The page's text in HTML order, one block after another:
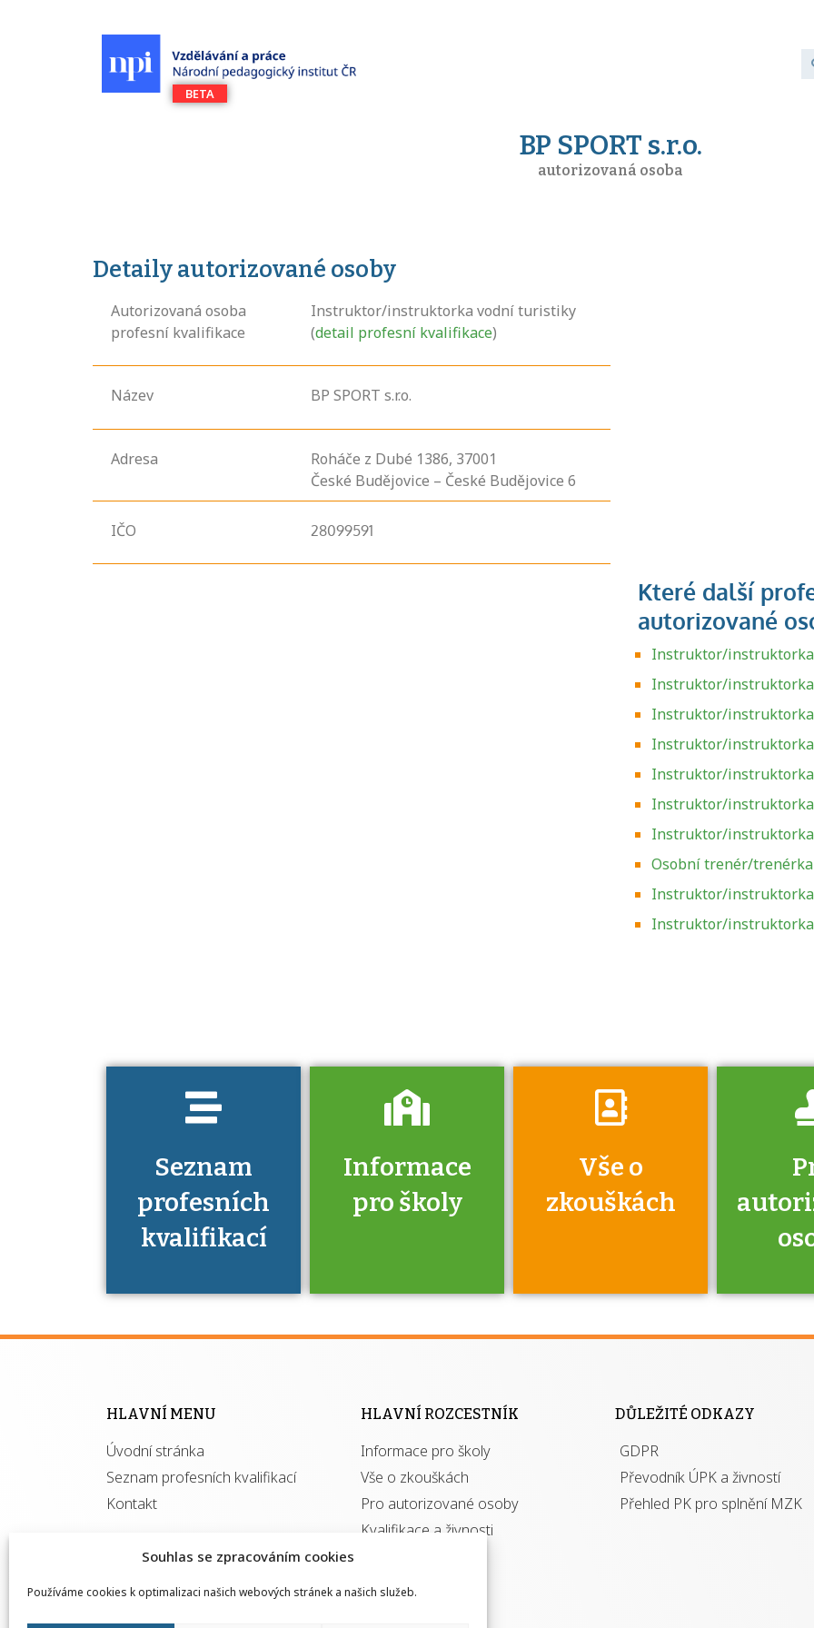
Souhlas se zpracováním cookies
Používáme cookies k optimalizaci našich webových stránek a našich služeb.
BP SPORT s.r.o.
autorizovaná osoba
Detaily autorizované osoby
Autorizovaná osoba
profesní kvalifikace
Instruktor/instruktorka vodní turistiky
(detail profesní kvalifikace)
Název BP SPORT s.r.o.
Adresa Roháče z Dubé 1386, 37001
České Budějovice – České Budějovice 6
IČO 28099591
Instruktor/
Instruktor/
Instruktor/
Instruktor/
Instruktor/instruktorka
Instruktor/instruktorka
Instruktor/instruktorka
Osobní trenér/
Instruktor/
Instruktor/instruktorka
Seznam
profesních
kvalifikací
Informace
pro školy
Víte, že jako škola
kvalifikací jisté
získávání
autorizací?
Vše o
zkouškách
Zjistěte, jak se
přihlásit ke
výhody
HLAVNÍ MENU
Úvodní stránka
Seznam profesních kvalifikací
Kontakt
HLAVNÍ ROZCESTNÍK
Informace pro školy
Vše o zkouškách
Pro autorizované osoby
Kvalifikace a živnosti
DŮLEŽITÉ ODKAZY
GDPR
Převodník ÚPK a živností
Přehled PK pro splnění MZK